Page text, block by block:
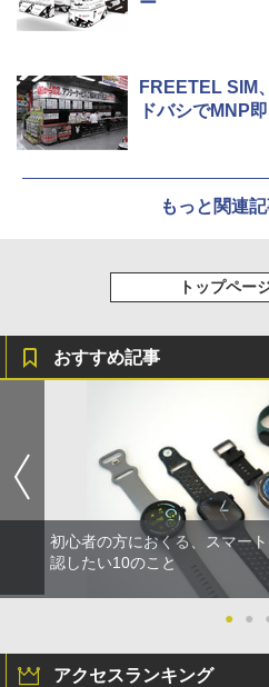
FREETEL SIM
ドバシでMNP
もっと関連
トップペー
おすすめ記事
初心者の方におくる、スマー
認したい10のこと
● ●
アクセスランキング